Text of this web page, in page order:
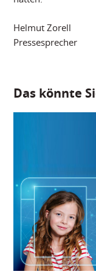
Helmut Zorell
Pressesprecher
Das könnte